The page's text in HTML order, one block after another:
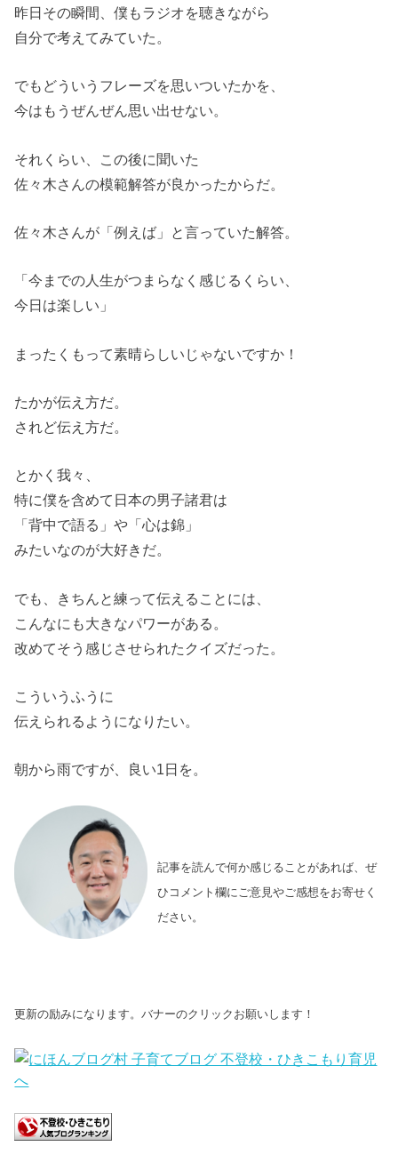
昨日その瞬間、僕もラジオを聴きながら
自分で考えてみていた。
でもどういうフレーズを思いついたかを、
今はもうぜんぜん思い出せない。
それくらい、この後に聞いた
佐々木さんの模範解答が良かったからだ。
佐々木さんが「例えば」と言っていた解答。
「今までの人生がつまらなく感じるくらい、
今日は楽しい」
まったくもって素晴らしいじゃないですか！
たかが伝え方だ。
されど伝え方だ。
とかく我々、
特に僕を含めて日本の男子諸君は
「背中で語る」や「心は錦」
みたいなのが大好きだ。
でも、きちんと練って伝えることには、
こんなにも大きなパワーがある。
改めてそう感じさせられたクイズだった。
こういうふうに
伝えられるようになりたい。
朝から雨ですが、良い1日を。
記事を読んで何か感じることがあれば、ぜ
ひコメント欄にご意見やご感想をお寄せく
ださい。
更新の励みになります。バナーのクリックお願いします！